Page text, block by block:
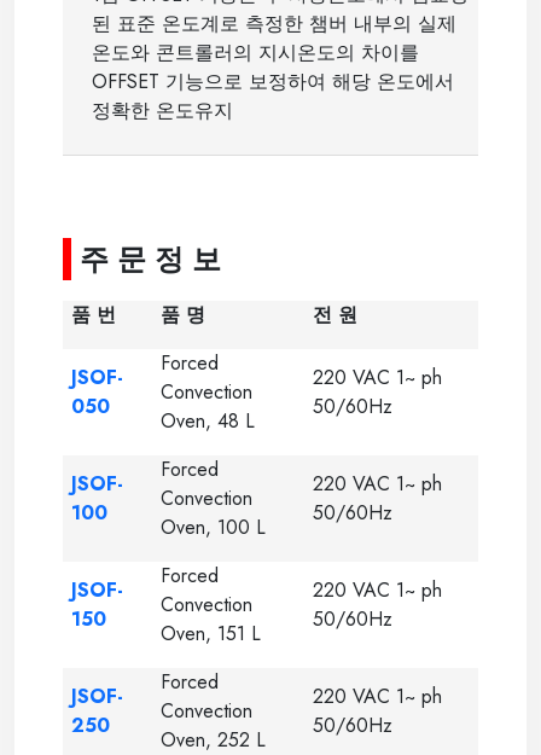
된 표준 온도계로 측정한 챔버 내부의 실제
온도와 콘트롤러의 지시온도의 차이를
OFFSET 기능으로 보정하여 해당 온도에서
정확한 온도유지
주 문 정 보
품 번 품 명 전 원
JSOF-
050
Forced
Convection
Oven, 48 L
220 VAC 1~ ph
50/60Hz
JSOF-
100
Forced
Convection
Oven, 100 L
220 VAC 1~ ph
50/60Hz
JSOF-
150
Forced
Convection
Oven, 151 L
220 VAC 1~ ph
50/60Hz
JSOF-
250
Forced
Convection
Oven, 252 L
220 VAC 1~ ph
50/60Hz